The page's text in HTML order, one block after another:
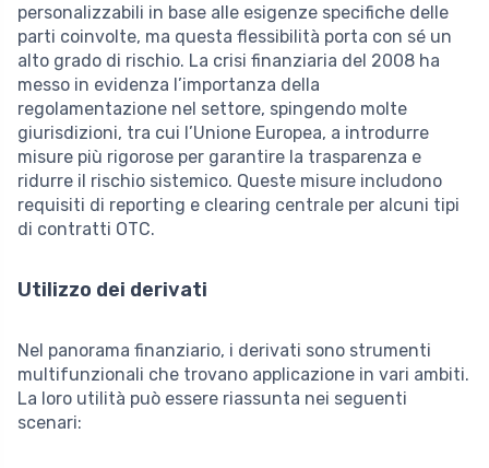
personalizzabili in base alle esigenze specifiche delle
parti coinvolte, ma questa flessibilità porta con sé un
alto grado di rischio. La crisi finanziaria del 2008 ha
messo in evidenza l’importanza della
regolamentazione nel settore, spingendo molte
giurisdizioni, tra cui l’Unione Europea, a introdurre
misure più rigorose per garantire la trasparenza e
ridurre il rischio sistemico. Queste misure includono
requisiti di reporting e clearing centrale per alcuni tipi
di contratti OTC.
Utilizzo dei derivati
Nel panorama finanziario, i derivati sono strumenti
multifunzionali che trovano applicazione in vari ambiti.
La loro utilità può essere riassunta nei seguenti
scenari: